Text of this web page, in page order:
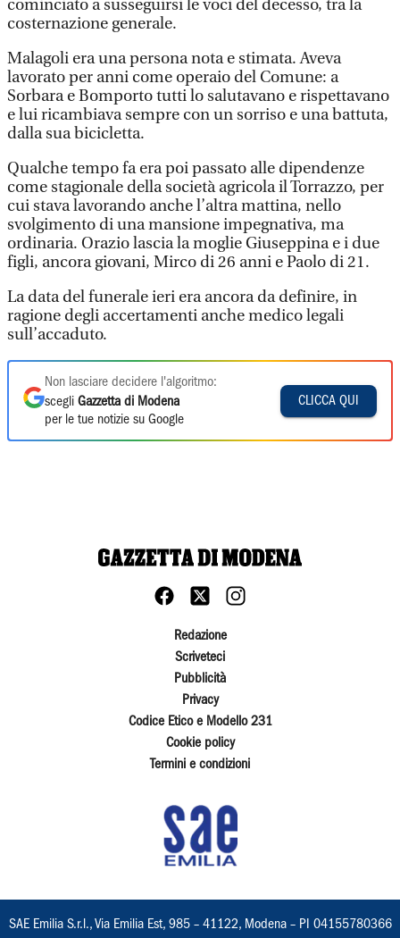
cominciato a susseguirsi le voci del decesso, tra la
costernazione generale.
Malagoli era una persona nota e stimata. Aveva
lavorato per anni come operaio del Comune: a
Sorbara e Bomporto tutti lo salutavano e rispettavano
e lui ricambiava sempre con un sorriso e una battuta,
dalla sua bicicletta.
Qualche tempo fa era poi passato alle dipendenze
come stagionale della società agricola il Torrazzo, per
cui stava lavorando anche l’altra mattina, nello
svolgimento di una mansione impegnativa, ma
ordinaria. Orazio lascia la moglie Giuseppina e i due
figli, ancora giovani, Mirco di 26 anni e Paolo di 21.
La data del funerale ieri era ancora da definire, in
ragione degli accertamenti anche medico legali
sull’accaduto.
Non lasciare decidere l'algoritmo:
scegli Gazzetta di Modena
per le tue notizie su Google
CLICCA QUI
Redazione
Scriveteci
Pubblicità
Privacy
Codice Etico e Modello 231
Cookie policy
Termini e condizioni
SAE Emilia S.r.l., Via Emilia Est, 985 – 41122, Modena – PI 04155780366